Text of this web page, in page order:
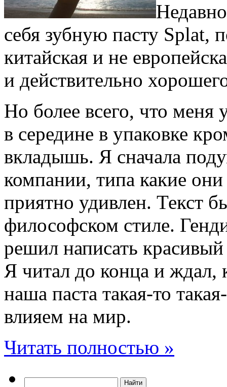
себя зубную пасту Splat,
китайская и не
и действительно
Но более всего, что меня
в середине в упаковке
вкладышь. Я сначала
компании, типа какие
приятно удивлен. Текст
философском стиле.
решил написать
Я читал до конца и ждал,
наша паста такая-то
влияем на мир.
Читать полностью »